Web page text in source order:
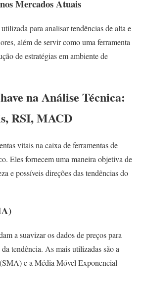
Mercados Atuais
para analisar tendências de alta e
além de servir como uma ferramenta
de estratégias em ambiente de
na Análise Técnica:
RSI, MACD
vitais na caixa de ferramentas de
Eles fornecem uma maneira objetiva de
e possíveis direções das tendências do
a suavizar os dados de preços para
tendência. As mais utilizadas são a
e a Média Móvel Exponencial